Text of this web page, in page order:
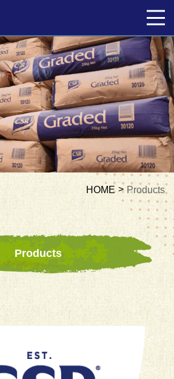
HOME Products
Products